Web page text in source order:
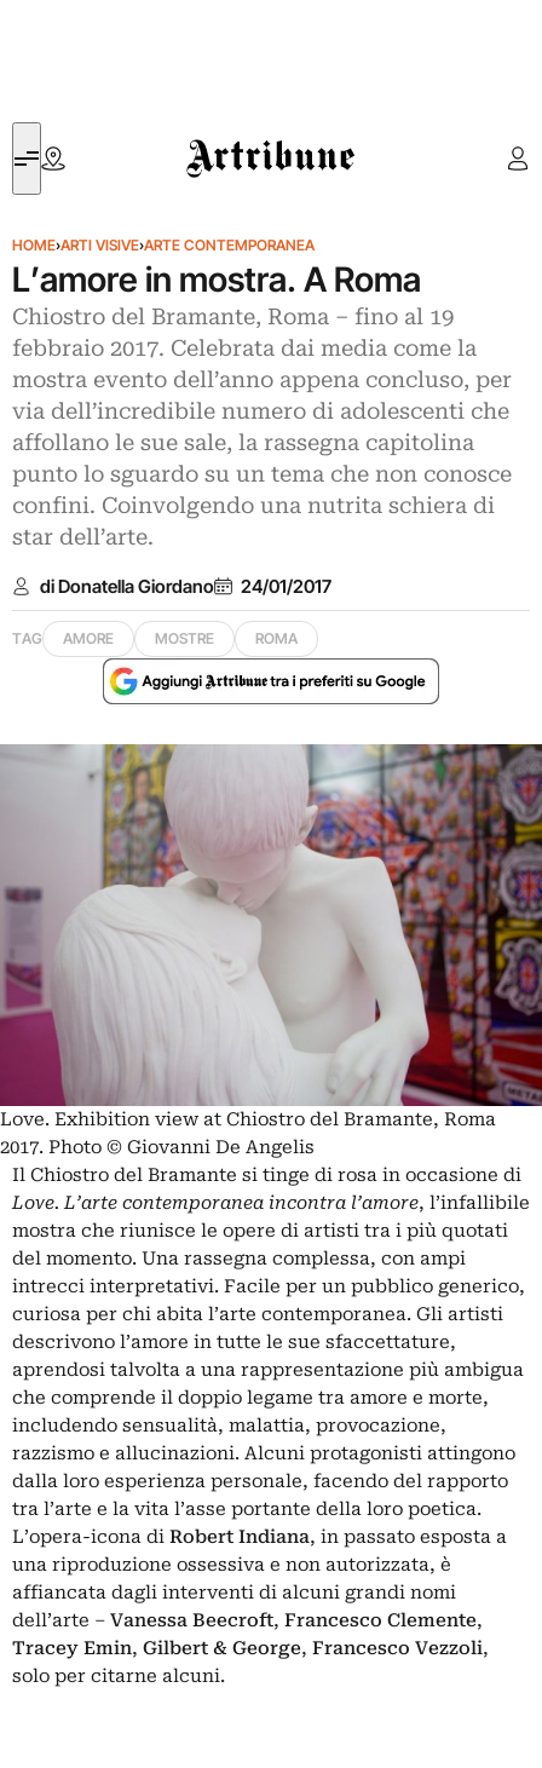
Artribune
HOME›ARTI VISIVE›ARTE CONTEMPORANEA
L’amore in mostra. A Roma
Chiostro del Bramante, Roma – fino al 19
febbraio 2017. Celebrata dai media come la
mostra evento dell’anno appena concluso, per
via dell’incredibile numero di adolescenti che
affollano le sue sale, la rassegna capitolina
punto lo sguardo su un tema che non conosce
confini. Coinvolgendo una nutrita schiera di
star dell’arte.
di Donatella Giordano 24/01/2017
TAG AMORE MOSTRE ROMA
Love. Exhibition view at Chiostro del Bramante, Roma
2017. Photo © Giovanni De Angelis
Il Chiostro del Bramante si tinge di rosa in occasione di
Love. L’arte contemporanea incontra l’amore, l’infallibile
mostra che riunisce le opere di artisti tra i più quotati
del momento. Una rassegna complessa, con ampi
intrecci interpretativi. Facile per un pubblico generico,
curiosa per chi abita l’arte contemporanea. Gli artisti
descrivono l’amore in tutte le sue sfaccettature,
aprendosi talvolta a una rappresentazione più ambigua
che comprende il doppio legame tra amore e morte,
includendo sensualità, malattia, provocazione,
razzismo e allucinazioni. Alcuni protagonisti attingono
dalla loro esperienza personale, facendo del rapporto
tra l’arte e la vita l’asse portante della loro poetica.
L’opera-icona di Robert Indiana, in passato esposta a
una riproduzione ossessiva e non autorizzata, è
affiancata dagli interventi di alcuni grandi nomi
dell’arte – Vanessa Beecroft, Francesco Clemente,
Tracey Emin, Gilbert & George, Francesco Vezzoli,
solo per citarne alcuni.